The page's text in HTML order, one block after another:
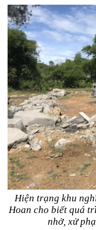
Hiện trạng khu
Hoan cho biết quá
nhở, xử